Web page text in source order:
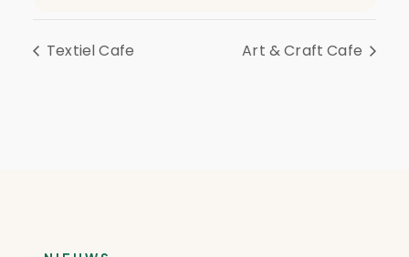
Textiel Cafe Art & Craft Cafe